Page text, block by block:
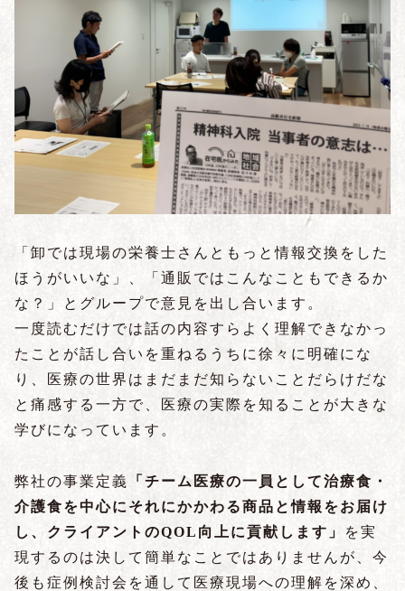
「卸では現場の栄養士さんともっと情報交換をした
ほうがいいな」、「通販ではこんなこともできるか
な？」とグループで意見を出し合います。
一度読むだけでは話の内容すらよく理解できなかっ
たことが話し合いを重ねるうちに徐々に明確にな
り、医療の世界はまだまだ知らないことだらけだな
と痛感する一方で、医療の実際を知ることが大きな
学びになっています。
弊社の事業定義
「チーム医療の一員として治療食・
介護食を中心にそれにかかわる商品と情報をお届け
し、クライアントのQOL向上に貢献します」
を実
現するのは決して簡単なことではありませんが、今
後も症例検討会を通して医療現場への理解を深め、